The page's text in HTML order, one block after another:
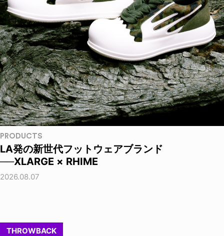
PRODUCTS
LA発の新世代フットウェアブランド
──XLARGE × RHIME
2026.08.07
THROWBACK